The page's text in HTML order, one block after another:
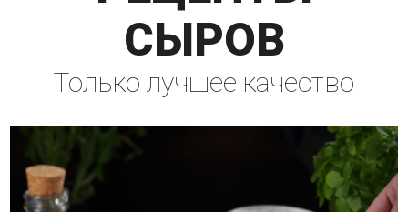
СЫРОВ
Только лучшее качество